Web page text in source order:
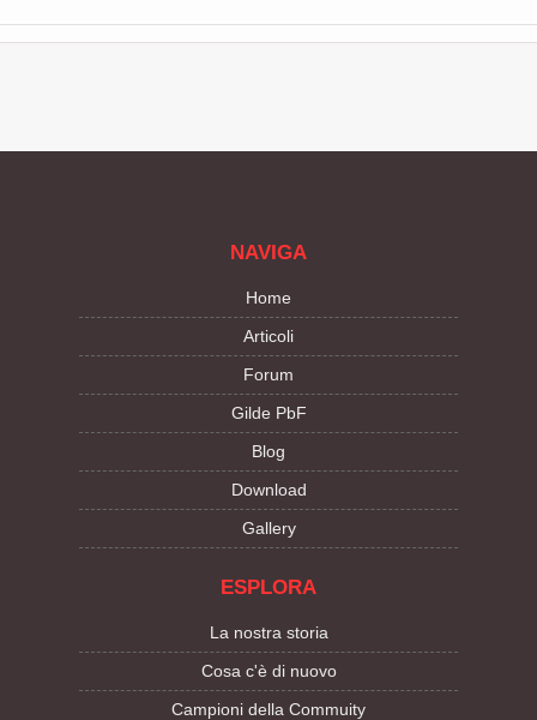
NAVIGA
Home
Articoli
Forum
Gilde PbF
Blog
Download
Gallery
ESPLORA
La nostra storia
Cosa c'è di nuovo
Campioni della Commuity